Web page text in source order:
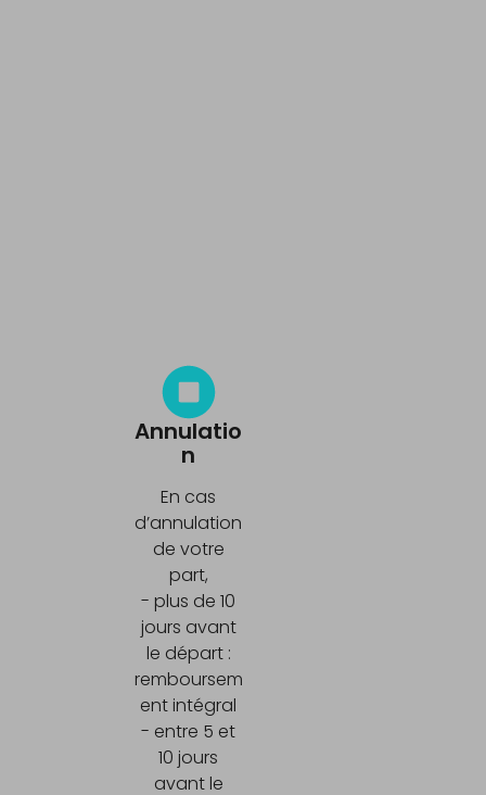
Annulatio
n
En cas
d’annulation
de votre
part,
- plus de 10
jours avant
le départ :
remboursem
ent intégral
- entre 5 et
10 jours
avant le